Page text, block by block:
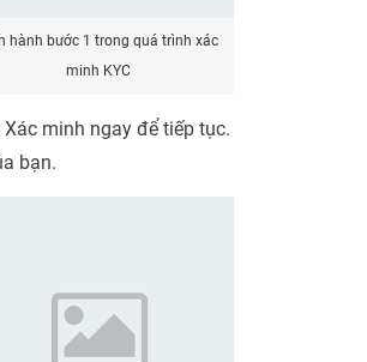
hành bước 1 trong quá trình xác
minh KYC
Xác minh ngay để tiếp tục.
bạn.